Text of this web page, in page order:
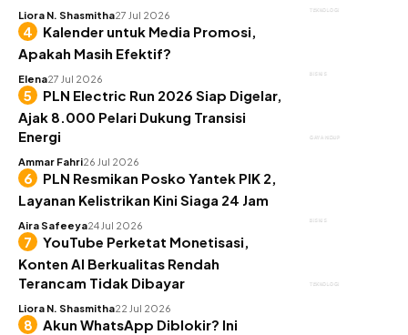
TEKNOLOGI
Liora N. Shasmitha27 Jul 2026
BISNIS
Kalender untuk Media Promosi,
Apakah Masih Efektif?
Elena27 Jul 2026
GAYA HIDUP
PLN Electric Run 2026 Siap Digelar,
Ajak 8.000 Pelari Dukung Transisi
Energi
Ammar Fahri26 Jul 2026
BISNIS
PLN Resmikan Posko Yantek PIK 2,
Layanan Kelistrikan Kini Siaga 24 Jam
Aira Safeeya24 Jul 2026
TEKNOLOGI
YouTube Perketat Monetisasi,
Konten AI Berkualitas Rendah
Terancam Tidak Dibayar
Liora N. Shasmitha22 Jul 2026
Akun WhatsApp Diblokir? Ini